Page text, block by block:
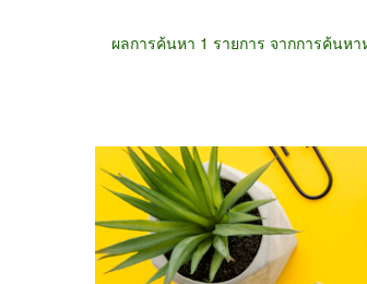
ผลการค้นหา 1 รายการ จากการค้นห
ขายส่ง ขายปลีก ผู้ผลิต